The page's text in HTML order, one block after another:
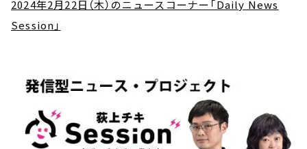
2024年2月22日（木）のニュースコーナー「Daily News
Session」